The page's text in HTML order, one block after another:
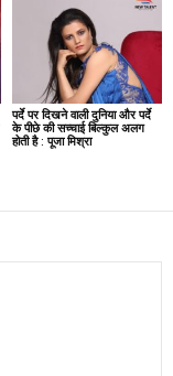
पर्दे पर दिखने वाली दुनिया और पर्दे
के पीछे की सच्चाई बिल्कुल अलग
होती है : पूजा मिश्रा